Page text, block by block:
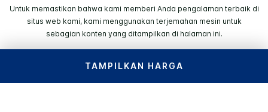
TAMPILKAN HARGA
Untuk memastikan bahwa kami memberi Anda pengalaman terbaik di
situs web kami, kami menggunakan terjemahan mesin untuk
sebagian konten yang ditampilkan di halaman ini.